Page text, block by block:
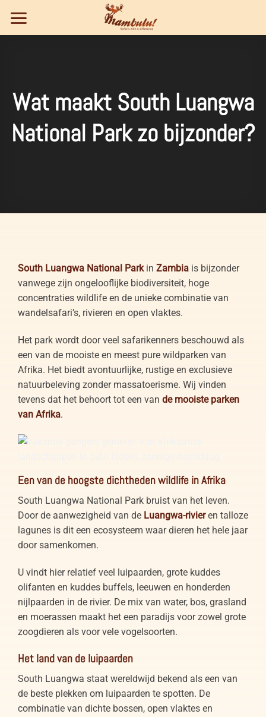
naar
inhoud
Wat maakt South Luangwa
National Park zo bijzonder?
South Luangwa National Parkin Zambia is bijzonder
vanwege zijn ongelooflijke biodiversiteit, hoge
concentraties wildlife en de unieke combinatie van
wandelsafari’s, rivieren en open vlaktes.
Het park wordt door veel safarikenners beschouwd als
een van de mooiste en meest pure wildparken van
Afrika. Het biedt avontuurlijke, rustige en exclusieve
natuurbeleving zonder massatoerisme. Wij vinden
tevens dat het behoort tot een van de mooiste parken
van Afrika.
Een van de hoogste dichtheden wildlife in Afrika
South Luangwa National Park bruist van het leven.
Door de aanwezigheid van de Luangwa-rivier en talloze
lagunes is dit een ecosysteem waar dieren het hele jaar
door samenkomen.
U vindt hier relatief veel luipaarden, grote kuddes
olifanten en kuddes buffels, leeuwen en honderden
nijlpaarden in de rivier. De mix van water, bos, grasland
en moerassen maakt het een paradijs voor zowel grote
zoogdieren als voor vele vogelsoorten.
Het land van de luipaarden
South Luangwa staat wereldwijd bekend als een van
de beste plekken om luipaarden te spotten. De
combinatie van dichte bossen, open vlaktes en